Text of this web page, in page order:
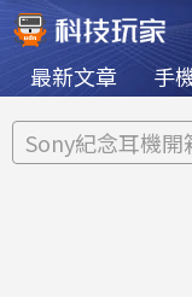
最新文章 手
Sony紀念耳機開